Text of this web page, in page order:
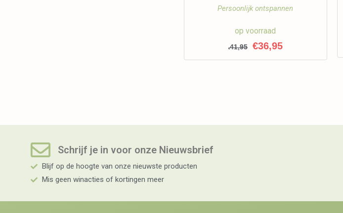
Persoonlijk ontspannen
op voorraad
€41,95 €36,95
Schrijf je in voor onze Nieuwsbrief​
Blijf op de hoogte van onze nieuwste producten
Mis geen winacties of kortingen meer